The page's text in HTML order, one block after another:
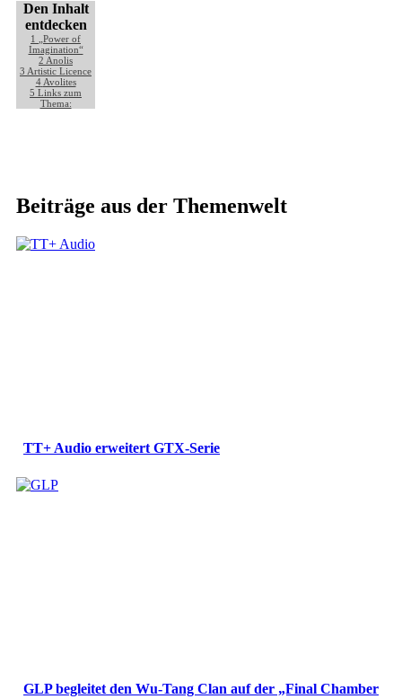
Den Inhalt
entdecken
1
„Power of
Imagination“
2 Anolis
3 Artistic Licence
4 Avolites
5 Links zum
Thema:
Beiträge aus der Themenwelt
TT+ Audio erweitert GTX-Serie
GLP begleitet den Wu-Tang Clan auf der „Final Chamber